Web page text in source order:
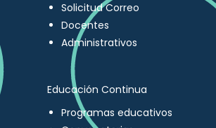
Solicitud Correo
Docentes
Administrativos
Educación Continua
Programas educativos